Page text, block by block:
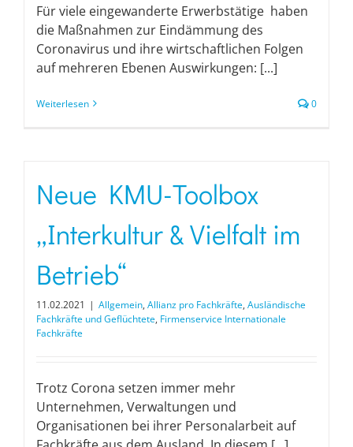
Für viele eingewanderte Erwerbstätige haben
die Maßnahmen zur Eindämmung des
Coronavirus und ihre wirtschaftlichen Folgen
auf mehreren Ebenen Auswirkungen: [...]
Weiterlesen 0
Neue KMU-Toolbox
„Interkultur & Vielfalt im
Betrieb“
11.02.2021 | Allgemein, Allianz pro Fachkräfte, Ausländische
Fachkräfte und Geflüchtete, Firmenservice Internationale
Fachkräfte
Trotz Corona setzen immer mehr
Unternehmen, Verwaltungen und
Organisationen bei ihrer Personalarbeit auf